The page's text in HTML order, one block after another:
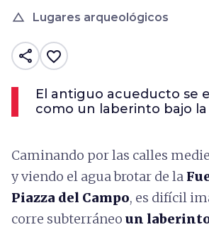
change_history Lugares arqueológicos
share favorite_border
El antiguo acueducto se
como un laberinto bajo la
Caminando por las calles
y viendo el agua brotar de la
Piazza del Campo, es difícil
corre subterráneo un laberinto